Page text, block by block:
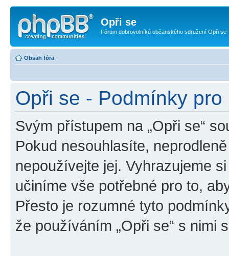
Opři se
Fórum dobrovolníků občanského sdružení Opři se
Obsah fóra
Opři se - Podmínky
Svým přístupem na „Opři se“
Pokud nesouhlasíte,
nepoužívejte jej. Vyhrazujeme
učiníme vše potřebné pro to,
Přesto je rozumné tyto
že používáním „Opři se“ s nimi